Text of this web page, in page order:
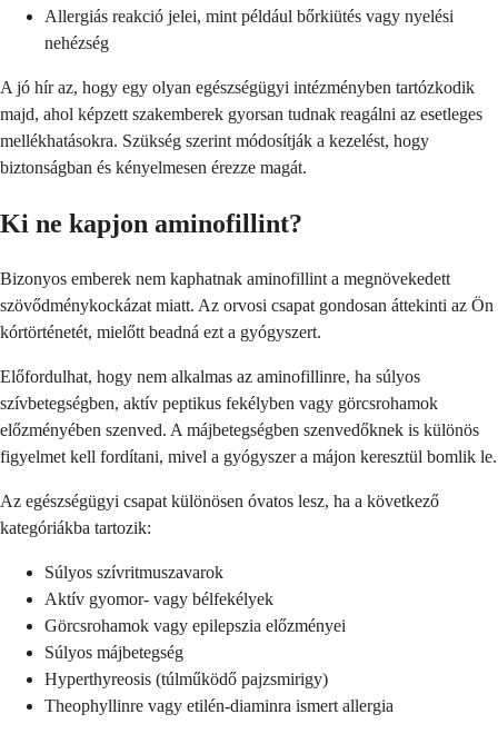
Allergiás reakció jelei, mint például bőrkiütés vagy nyelési
nehézség
A jó hír az, hogy egy olyan egészségügyi intézményben tartózkodik
majd, ahol képzett szakemberek gyorsan tudnak reagálni az esetleges
mellékhatásokra. Szükség szerint módosítják a kezelést, hogy
biztonságban és kényelmesen érezze magát.
Ki ne kapjon aminofillint?
Bizonyos emberek nem kaphatnak aminofillint a megnövekedett
szövődménykockázat miatt. Az orvosi csapat gondosan áttekinti az Ön
kórtörténetét, mielőtt beadná ezt a gyógyszert.
Előfordulhat, hogy nem alkalmas az aminofillinre, ha súlyos
szívbetegségben, aktív peptikus fekélyben vagy görcsrohamok
előzményében szenved. A májbetegségben szenvedőknek is különös
figyelmet kell fordítani, mivel a gyógyszer a májon keresztül bomlik le.
Az egészségügyi csapat különösen óvatos lesz, ha a következő
kategóriákba tartozik:
Súlyos szívritmuszavarok
Aktív gyomor- vagy bélfekélyek
Görcsrohamok vagy epilepszia előzményei
Súlyos májbetegség
Hyperthyreosis (túlműködő pajzsmirigy)
Theophyllinre vagy etilén-diaminra ismert allergia